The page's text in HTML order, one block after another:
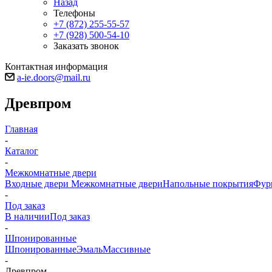
Назад
Телефоны
+7 (872) 255-55-57
+7 (928) 500-54-10
Заказать звонок
Контактная информация
a-ie.doors@mail.ru
Древпром
Главная
-
Каталог
-
Межкомнатные двери
Входные двери Межкомнатные двериНапольные покрытия
-
Под заказ
В наличииПод заказ
-
Шпонированные
ШпонированныеЭмальМассивные
-